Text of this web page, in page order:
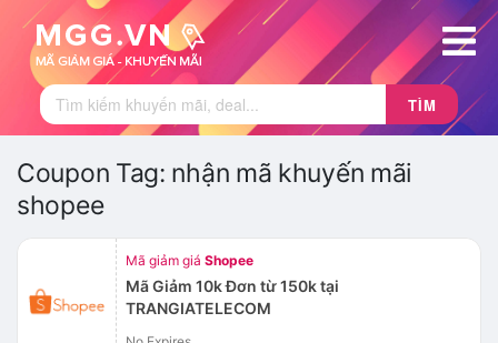
TÌM
Coupon Tag: nhận mã khuyến mãi
shopee
Mã giảm giá Shopee
Mã Giảm 10k Đơn từ 150k tại
TRANGIATELECOM